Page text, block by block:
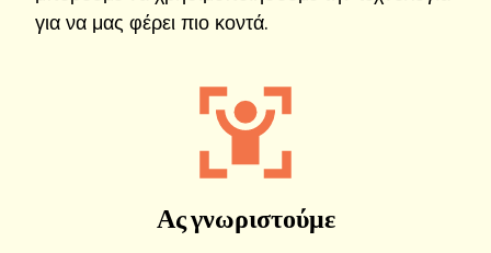
για να μας φέρει πιο κοντά.
Ας γνωριστούμε